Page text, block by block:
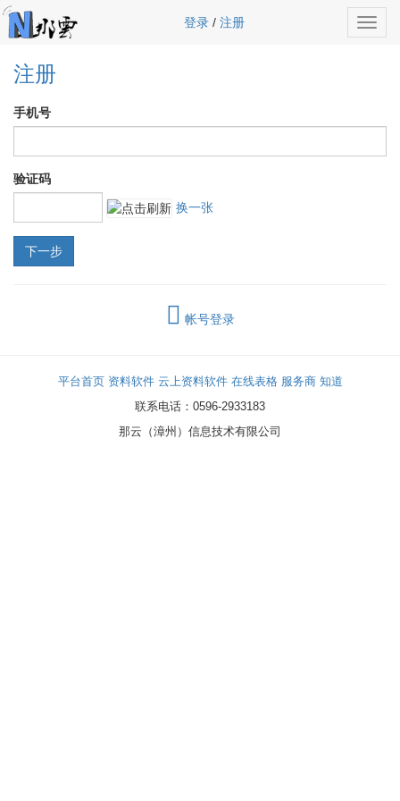
登录/ 注册
注册
手机号
验证码
换一张
帐号登录
平台首页 资料软件 云上资料软件 在线表格 服务商 知道
联系电话：0596-2933183
那云（漳州）信息技术有限公司